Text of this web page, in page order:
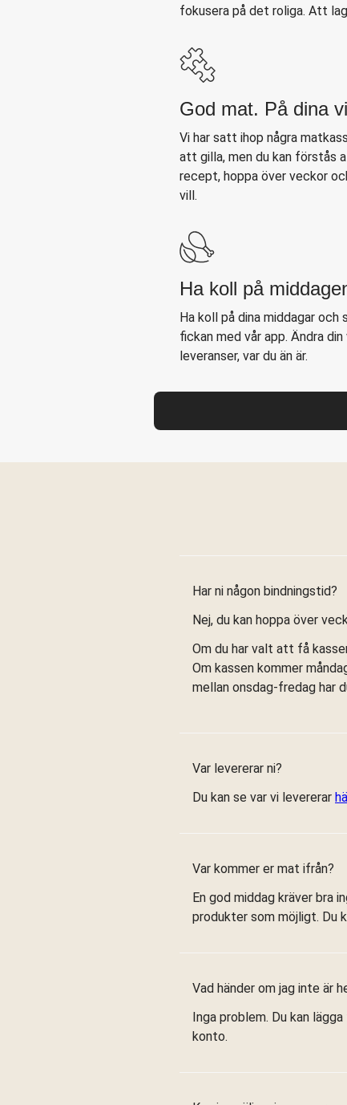
fokusera på det roliga. Att
God mat. På dina
Vi har satt ihop några
att gilla, men du kan förstås
recept, hoppa över veckor
vill.
Ha koll på
Ha koll på dina middagar
fickan med vår app. Ändra
leveranser, var du än är.
Har ni någon bindningstid?
Nej, du kan hoppa över
Om du har valt att få
Om kassen kommer
mellan onsdag-fredag har
Var levererar ni?
Du kan se var vi levererar
Var kommer er mat ifrån?
En god middag kräver bra
produkter som möjligt. Du
Vad händer om jag inte är
Inga problem. Du kan
konto.